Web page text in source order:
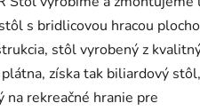
s bridlicovou hracou
stôl vyrobený z
získa tak biliardový
rekreačné hranie pre